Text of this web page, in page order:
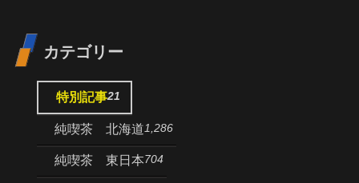
カテゴリー
特別記事21
純喫茶 北海道1,286
純喫茶 東日本704